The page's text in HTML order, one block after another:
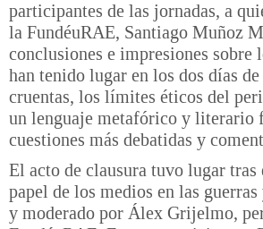
participantes de las jornadas, a
la FundéuRAE, Santiago Muñoz
conclusiones e impresiones sobre
han tenido lugar en los dos días
cruentas, los límites éticos del
un lenguaje metafórico y literario
cuestiones más debatidas y
El acto de clausura tuvo lugar
papel de los medios en las
y moderado por Álex Grijelmo,